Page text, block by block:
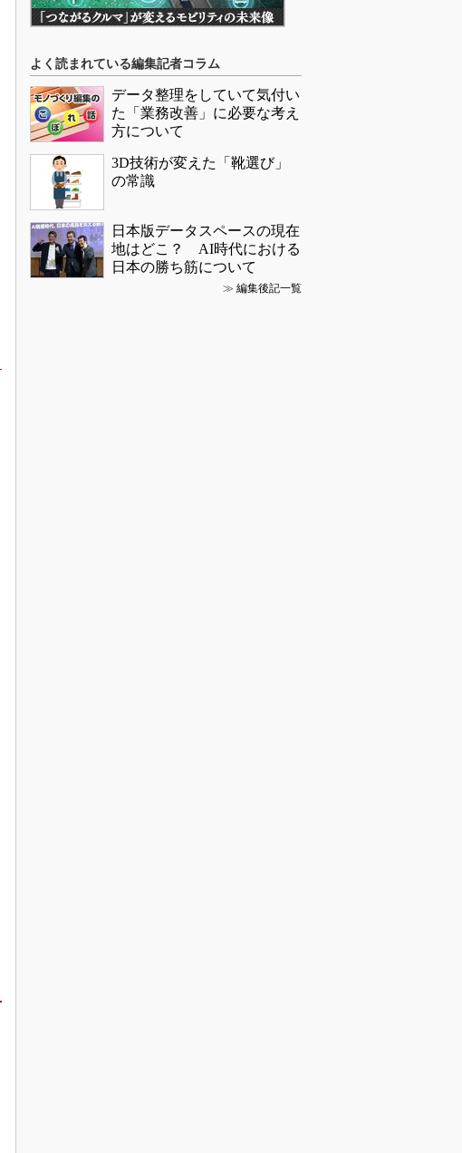
よく読まれている編集記者コラム
データ整理をしていて気付い
た「業務改善」に必要な考え
方について
3D技術が変えた「靴選び」
の常識
日本版データスペースの現在
地はどこ？ AI時代における
日本の勝ち筋について
≫ 編集後記一覧